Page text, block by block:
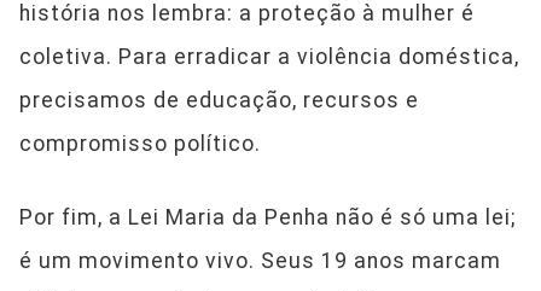
história nos lembra: a proteção à mulher é
coletiva. Para erradicar a violência doméstica,
precisamos de educação, recursos e
compromisso político.
Por fim, a Lei Maria da Penha não é só uma lei;
é um movimento vivo. Seus 19 anos marcam